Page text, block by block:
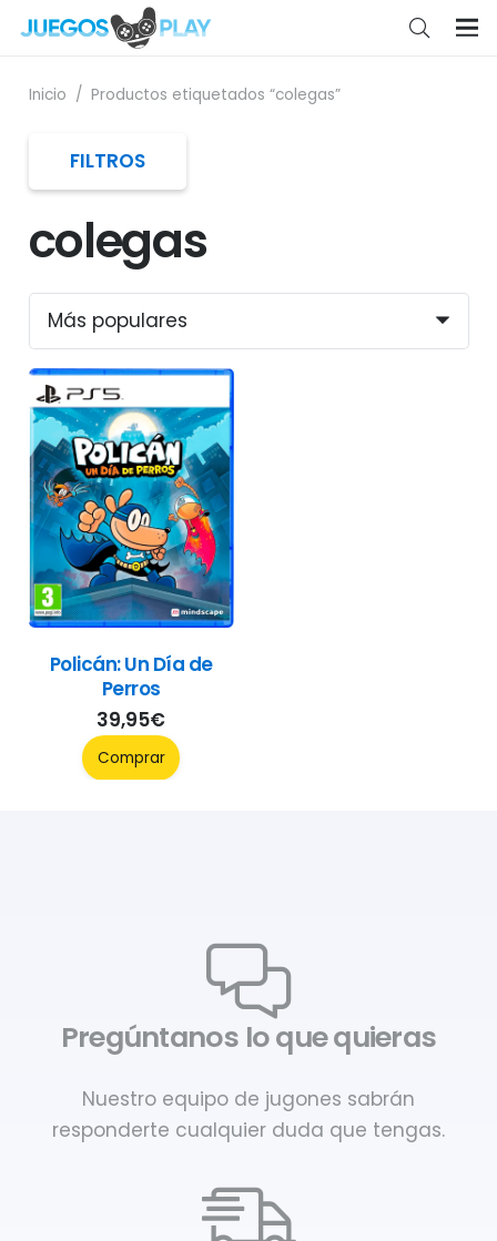
Inicio / Productos etiquetados “colegas”
colegas
Policán: Un Día de
Perros
39,95€
Comprar
FILTROS
Pregúntanos lo que quieras
Nuestro equipo de jugones sabrán
responderte cualquier duda que tengas.